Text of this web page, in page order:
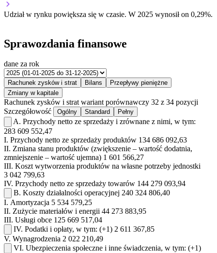
Udział w rynku powiększa się w czasie. W 2025 wynosił on 0,29%.
Sprawozdania finansowe
dane za rok
Rachunek zysków i strat Bilans
Przepływy pieniężne
Zmiany w kapitale
Rachunek zysków i strat wariant porównawczy 32 z 34 pozycji
Szczegółowość
Ogólny Standard Pełny
A. Przychody netto ze sprzedaży i zrównane z nimi, w tym:
283 609 552,47
I. Przychody netto ze sprzedaży produktów 134 686 092,63
II. Zmiana stanu produktów (zwiększenie – wartość dodatnia,
zmniejszenie – wartość ujemna) 1 601 566,27
III. Koszt wytworzenia produktów na własne potrzeby jednostki
3 042 799,63
IV. Przychody netto ze sprzedaży towarów 144 279 093,94
B. Koszty działalności operacyjnej 240 324 806,40
I. Amortyzacja 5 534 579,25
II. Zużycie materiałów i energii 44 273 883,95
III. Usługi obce 125 669 517,04
IV. Podatki i opłaty, w tym: (+1) 2 611 367,85
V. Wynagrodzenia 2 022 210,49
VI. Ubezpieczenia społeczne i inne świadczenia, w tym: (+1)